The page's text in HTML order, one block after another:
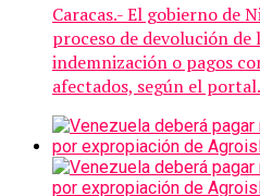
Caracas.- El gobierno de
proceso de devolución
indemnización o pagos
afectados, según el